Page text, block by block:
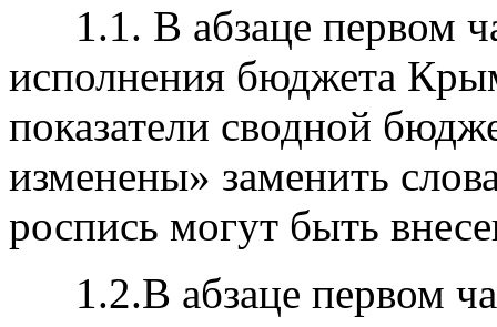
1.1. В абзаце первом
исполнения бюджета
показатели сводной
изменены» заменить
роспись могут быть
1.2.В абзаце первом